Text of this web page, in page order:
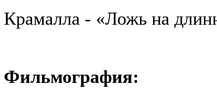
Крамалла - «Ложь на
Фильмография: